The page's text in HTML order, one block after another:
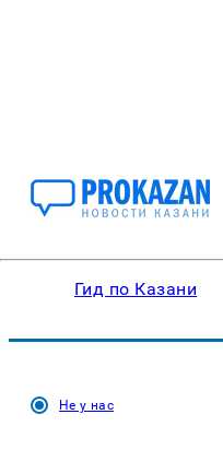
Гид по Казани
Не у нас